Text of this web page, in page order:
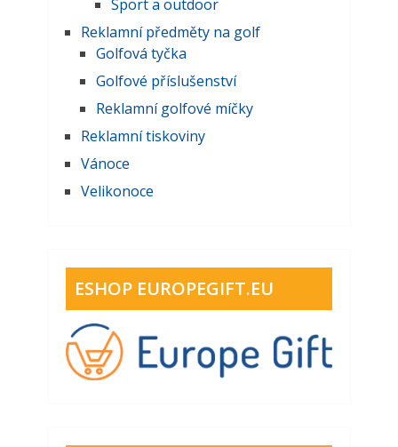
Sport a outdoor
Reklamní předměty na golf
Golfová tyčka
Golfové příslušenství
Reklamní golfové míčky
Reklamní tiskoviny
Vánoce
Velikonoce
ESHOP EUROPEGIFT.EU